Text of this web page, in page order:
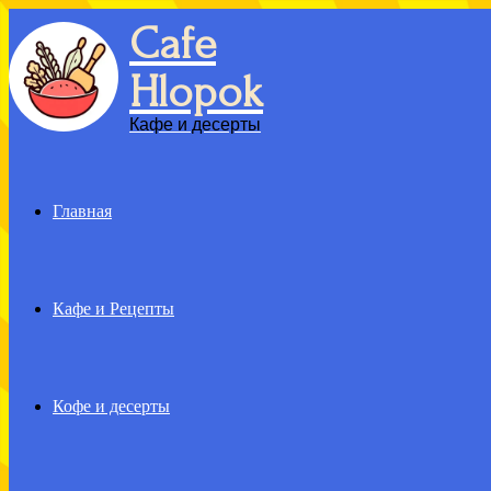
Menu
Cafe
Hlopok
Кафе и десерты
Главная
Кафе и Рецепты
Кофе и десерты